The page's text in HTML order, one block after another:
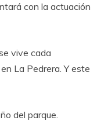
con la actuación
vive cada
La Pedrera. Y este
del parque.